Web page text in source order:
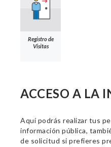
Registro de
Visitas
ACCESO A LA
Aquí podrás realizar tus
información pública,
de solicitud si prefieres